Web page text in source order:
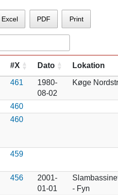
Excel PDF Print
#X Dato Lokation
461
1980-
08-02
Køge
460
460
459
456
2001-
01-01
- Fyn